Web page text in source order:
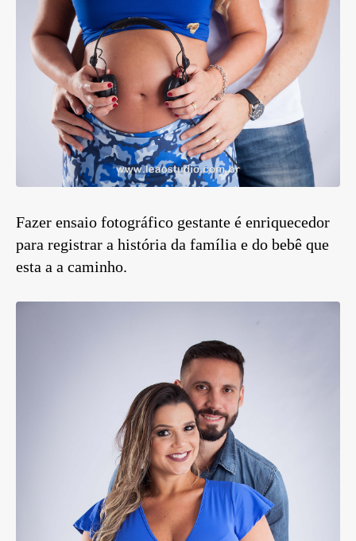
Fazer ensaio fotográfico gestante é enriquecedor
para registrar a história da família e do bebê que
esta a a caminho.